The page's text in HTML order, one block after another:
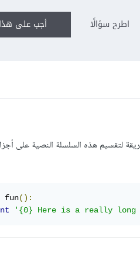
أجب على اطرح سؤالًا
لتقسيم هذه السلسلة النصية على
fun():
'{0} Here is a really long